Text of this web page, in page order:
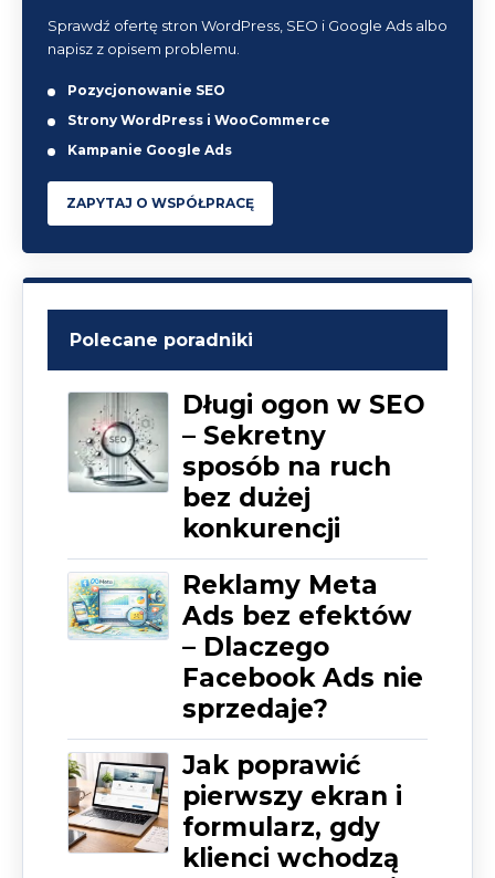
Sprawdź ofertę stron WordPress, SEO i Google Ads albo
napisz z opisem problemu.
Pozycjonowanie SEO
Strony WordPress i WooCommerce
Kampanie Google Ads
ZAPYTAJ O WSPÓŁPRACĘ
Polecane poradniki
Długi ogon w SEO
– Sekretny
sposób na ruch
bez dużej
konkurencji
Reklamy Meta
Ads bez efektów
– Dlaczego
Facebook Ads nie
sprzedaje?
Jak poprawić
pierwszy ekran i
formularz, gdy
klienci wchodzą